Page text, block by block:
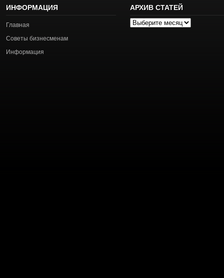
ИНФОРМАЦИЯ
Главная
Советы бизнесменам
Информация
АРХИВ СТАТЕЙ
Архив